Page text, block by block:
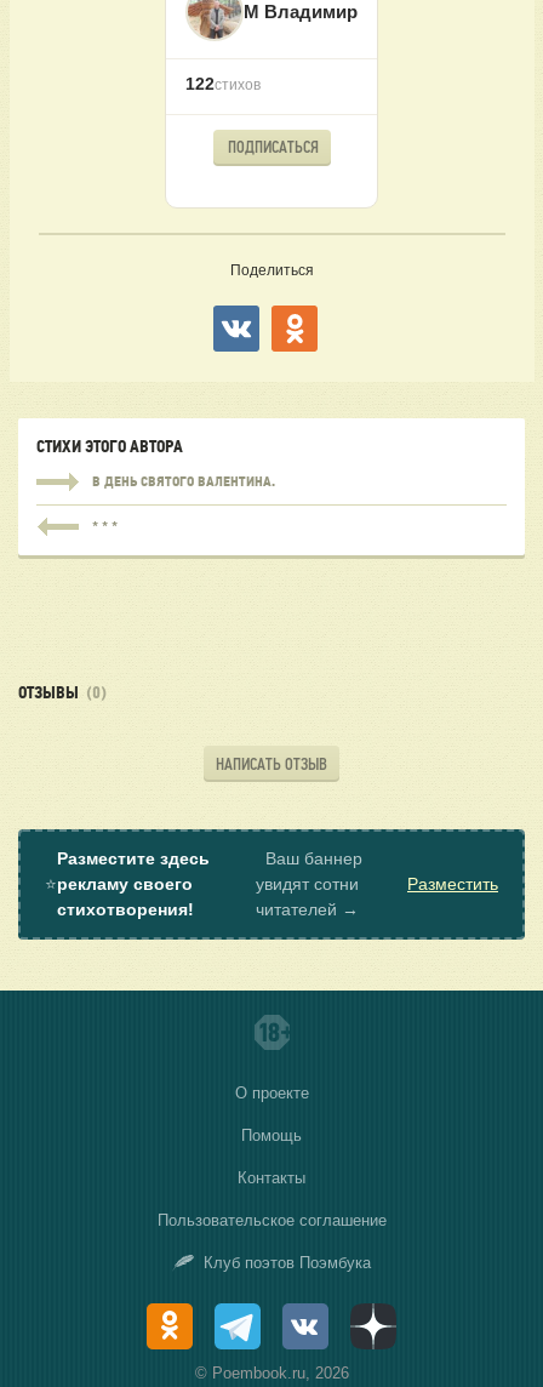
М Владимир
122стихов
ПОДПИСАТЬСЯ
Поделиться
СТИХИ ЭТОГО АВТОРА
В ДЕНЬ СВЯТОГО ВАЛЕНТИНА.
* * *
ОТЗЫВЫ (0)
НАПИСАТЬ ОТЗЫВ
⭐
Разместите здесь
рекламу своего
стихотворения!
Ваш баннер
увидят сотни
читателей →
Разместить
О проекте
Помощь
Контакты
Пользовательское соглашение
Клуб поэтов Поэмбука
© Poembook.ru, 2026